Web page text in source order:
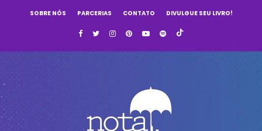
SOBRE NÓS PARCERIAS CONTATO DIVULGUE SEU LIVRO!